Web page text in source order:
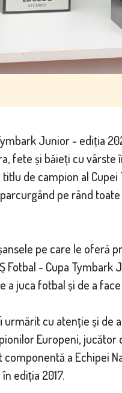
Junior - ediția
fete și băieți cu
de campion al
pe rând
pe care le oferă
Fotbal - Cupa
a juca fotbal și de a
urmărit cu atenție și de
Europeni, jucător
a Echipei
ediția 2017.